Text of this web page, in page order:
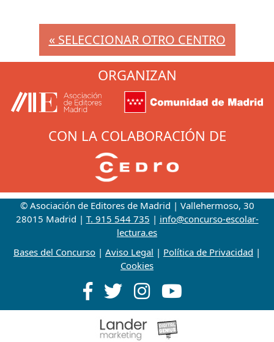
« SELECCIONAR OTRO CENTRO
ORGANIZAN
CON LA COLABORACIÓN DE
© Asociación de Editores de Madrid | Vallehermoso, 30
28015 Madrid | T. 915 544 735 | info@concurso-escolar-
lectura.es
Bases del Concurso | Aviso Legal | Política de Privacidad |
Cookies